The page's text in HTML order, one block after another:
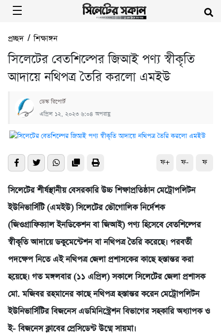
প্রচ্ছদ/শিক্ষাঙ্গন
সিলেটের বেতশিল্পের জিআই পণ্য স্বীকৃতি
আদায়ে নথিপত্র তৈরি করলো এমইউ
ডেস্ক রিপোর্ট
এপ্রিল ১২, ২০২৩ ৬:০৪ অপরাহ্ণ
ফ+ ফ- ফ
সিলেটের শীর্ষস্থানীয় বেসরকারি উচ্চ শিক্ষাপ্রতিষ্ঠান মেট্রোপলিটন
ইউনিভার্সিটি (এমইউ) সিলেটের ভৌগোলিক নির্দেশক
(জিওগ্রাফিক্যাল ইনডিকেশন বা জিআই) পণ্য হিসেবে বেতশিল্পের
স্বীকৃতি আদায়ে ডকুমেন্টেশন বা নথিপত্র তৈরি করেছে। পরবর্তী
পদক্ষেপ নিতে এই নথিপত্র জেলা প্রশাসকের কাছে হস্তান্তর করা
হয়েছে। গত মঙ্গলবার (১১ এপ্রিল) সকালে সিলেটের জেলা প্রশাসক
মো. মজিবর রহমানের কাছে নথিপত্র হস্তান্তর করেন মেট্রোপলিটন
ইউনিভার্সিটির বিজনেস এডমিনিস্ট্রেশন বিভাগের সহকারি অধ্যাপক ও
ই- বিজনেস ক্লাবের প্রেসিডেন্ট উম্মে সায়মা।